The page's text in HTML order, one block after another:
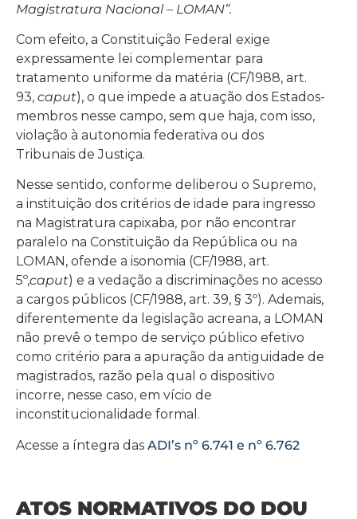
Magistratura Nacional – LOMAN”.
Com efeito, a Constituição Federal exige
expressamente lei complementar para
tratamento uniforme da matéria (CF/1988, art.
93, caput), o que impede a atuação dos Estados-
membros nesse campo, sem que haja, com isso,
violação à autonomia federativa ou dos
Tribunais de Justiça.
Nesse sentido, conforme deliberou o Supremo,
a instituição dos critérios de idade para ingresso
na Magistratura capixaba, por não encontrar
paralelo na Constituição da República ou na
LOMAN, ofende a isonomia (CF/1988, art.
5º,caput) e a vedação a discriminações no acesso
a cargos públicos (CF/1988, art. 39, § 3º). Ademais,
diferentemente da legislação acreana, a LOMAN
não prevê o tempo de serviço público efetivo
como critério para a apuração da antiguidade de
magistrados, razão pela qual o dispositivo
incorre, nesse caso, em vício de
inconstitucionalidade formal.
Acesse a íntegra das ADI’s nº 6.741 e nº 6.762
ATOS NORMATIVOS DO DOU